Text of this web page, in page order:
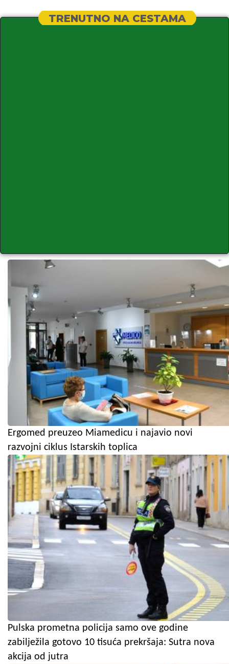
TRENUTNO NA CESTAMA
Ergomed preuzeo Miamedicu i najavio novi
razvojni ciklus Istarskih toplica
Pulska prometna policija samo ove godine
zabilježila gotovo 10 tisuća prekršaja: Sutra nova
akcija od jutra